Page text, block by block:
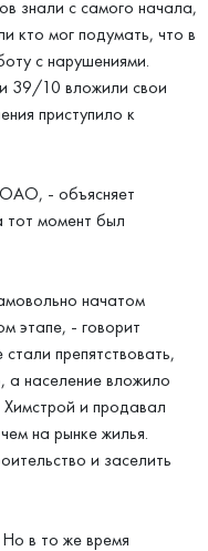
знали с самого начала,
кто мог подумать, что в
с нарушениями.
39/10 вложили свои
приступило к
- объясняет
тот момент был
начатом
этапе, - говорит
препятствовать,
а население вложило
Химстрой и продавал
на рынке жилья.
и заселить
в то же время